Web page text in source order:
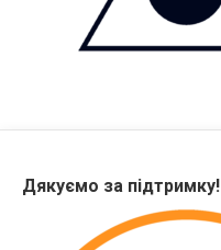
Дякуємо за підтримку!